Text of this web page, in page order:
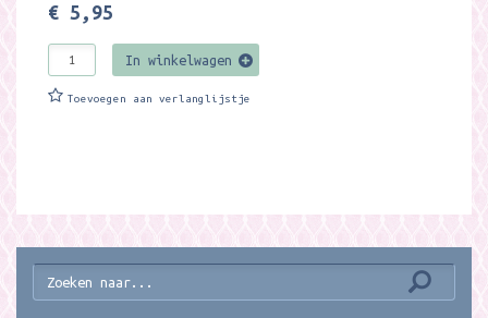
€ 5,95
In winkelwagen
Toevoegen aan verlanglijstje